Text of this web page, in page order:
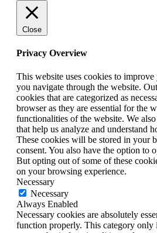
Close
Privacy Overview
This website uses cookies to
you navigate through the website.
cookies that are categorized as
browser as they are essential for the
functionalities of the website. We
that help us analyze and understand
These cookies will be stored in your
consent. You also have the option to
But opting out of some of these
on your browsing experience.
Necessary
Necessary
Always Enabled
Necessary cookies are absolutely
function properly. This category only